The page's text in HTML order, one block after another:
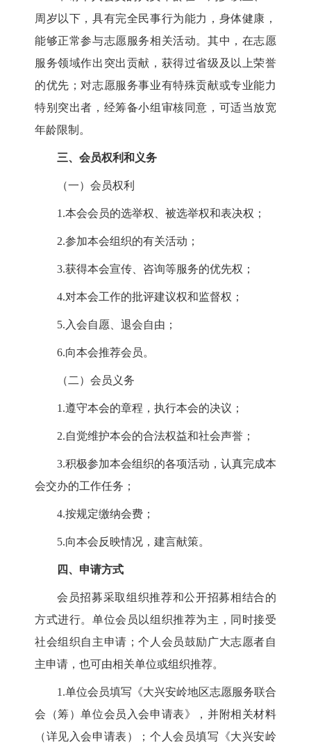
周岁以下，具有完全民事行为能力，身体健康，
能够正常参与志愿服务相关活动。其中，在志愿
服务领域作出突出贡献，获得过省级及以上荣誉
的优先；对志愿服务事业有特殊贡献或专业能力
特别突出者，经筹备小组审核同意，可适当放宽
年龄限制。
三、会员权利和义务
（一）会员权利
1 .本会会员的选举权、被选举权和表决权；
2.参加本会组织的有关活动；
3.获得本会宣传、咨询等服务的优先权；
4.对本会工作的批评建议权和监督权；
5.入会自愿、退会自由；
6.向本会推荐会员。
（二）会员义务
1 .遵守本会的章程，执行本会的决议；
2.自觉维护本会的合法权益和社会声誉；
3.积极参加本会组织的各项活动，认真完成本
会交办的工作任务；
4.按规定缴纳会费；
5.向本会反映情况，建言献策。
四、申请方式
会员招募采取组织推荐和公开招募相结合的
方式进行。单位会员以组织推荐为主，同时接受
社会组织自主申请；个人会员鼓励广大志愿者自
主申请，也可由相关单位或组织推荐。
1.单位会员填写《大兴安岭地区志愿服务联合
会（筹）单位会员入会申请表》，并附相关材料
（详见入会申请表）；个人会员填写《大兴安岭